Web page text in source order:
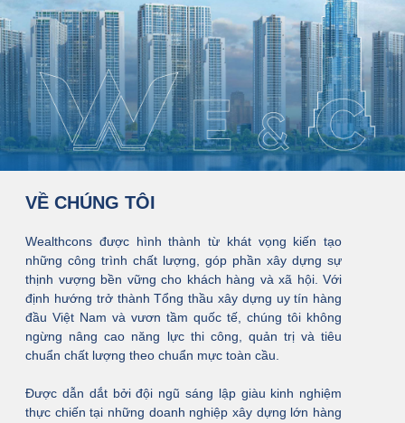
VỀ CHÚNG TÔI
Wealthcons được hình thành từ khát vọng kiến tạo
những công trình chất lượng, góp phần xây dựng sự
thịnh vượng bền vững cho khách hàng và xã hội. Với
định hướng trở thành Tổng thầu xây dựng uy tín hàng
đầu Việt Nam và vươn tầm quốc tế, chúng tôi không
ngừng nâng cao năng lực thi công, quản trị và tiêu
chuẩn chất lượng theo chuẩn mực toàn cầu.
Được dẫn dắt bởi đội ngũ sáng lập giàu kinh nghiệm
thực chiến tại những doanh nghiệp xây dựng lớn hàng